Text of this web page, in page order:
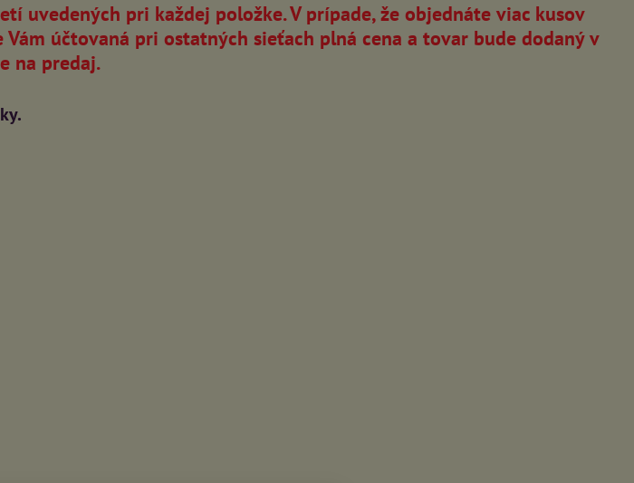
uvedených pri každej položke. V prípade, že objednáte viac kusov
účtovaná pri ostatných sieťach plná cena a tovar bude dodaný v
na predaj.